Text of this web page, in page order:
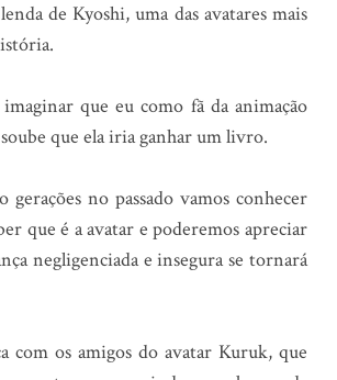
de Kyoshi, uma das avatares mais
que eu como fã da animação
que ela iria ganhar um livro.
gerações no passado vamos conhecer
que é a avatar e poderemos apreciar
negligenciada e insegura se tornará
com os amigos do avatar Kuruk, que